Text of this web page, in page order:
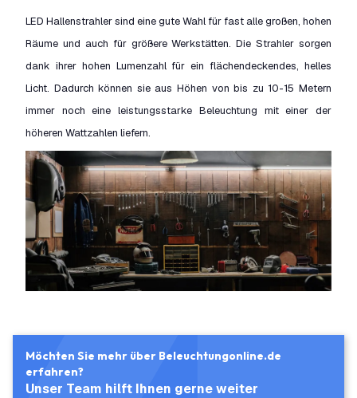
LED Hallenstrahler sind eine gute Wahl für fast alle großen, hohen
Räume und auch für größere Werkstätten. Die Strahler sorgen
dank ihrer hohen Lumenzahl für ein flächendeckendes, helles
Licht. Dadurch können sie aus Höhen von bis zu 10-15 Metern
immer noch eine leistungsstarke Beleuchtung mit einer der
höheren Wattzahlen liefern.
Möchten Sie mehr über Beleuchtungonline.de
erfahren?
Unser Team hilft Ihnen gerne weiter